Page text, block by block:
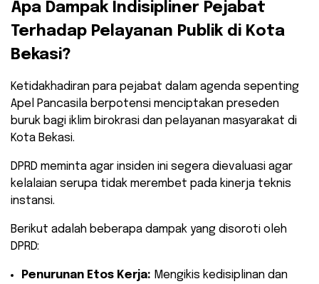
​Apa Dampak Indisipliner Pejabat
Terhadap Pelayanan Publik di Kota
Bekasi?
​Ketidakhadiran para pejabat dalam agenda sepenting
Apel Pancasila berpotensi menciptakan preseden
buruk bagi iklim birokrasi dan pelayanan masyarakat di
Kota Bekasi.
DPRD meminta agar insiden ini segera dievaluasi agar
kelalaian serupa tidak merembet pada kinerja teknis
instansi.
​Berikut adalah beberapa dampak yang disoroti oleh
DPRD:
Penurunan Etos Kerja: Mengikis kedisiplinan dan